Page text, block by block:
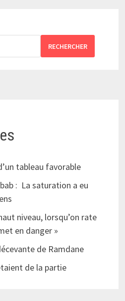
RECHERCHER
tableau favorable
: La saturation a eu
niveau, lorsqu’on rate
en danger »
de Ramdane
de la partie